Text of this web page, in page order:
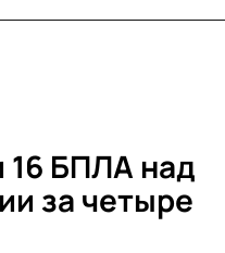
БПЛА над
за четыре